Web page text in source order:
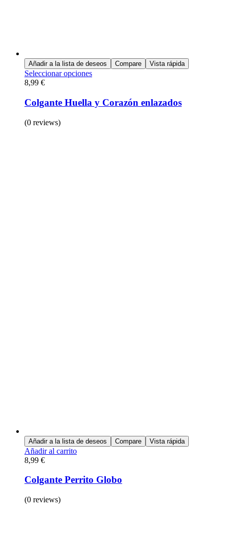
Añadir a la lista de deseos Compare Vista rápida
Seleccionar opciones
8,99 €
Colgante Huella y Corazón enlazados
(0 reviews)
Añadir a la lista de deseos Compare Vista rápida
Añadir al carrito
8,99 €
Colgante Perrito Globo
(0 reviews)